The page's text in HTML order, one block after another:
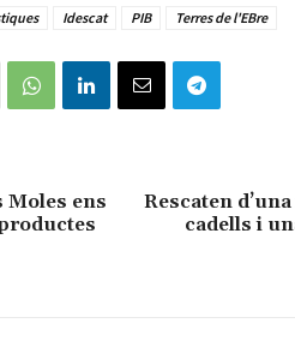
Idescat PIB Terres de l'EBre
Moles ens
Rescaten
cadells i